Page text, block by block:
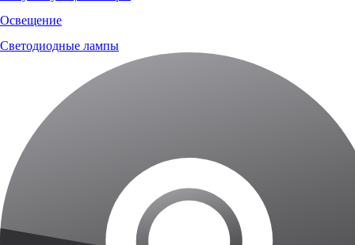
Освещение
Светодиодные лампы